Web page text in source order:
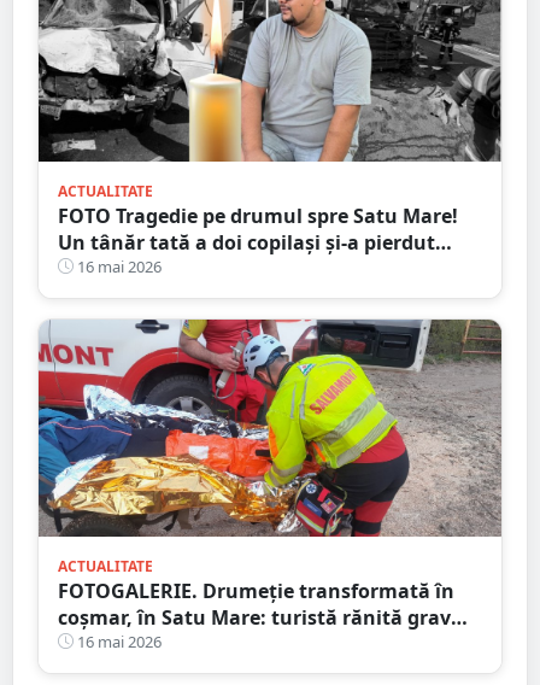
ACTUALITATE
FOTO Tragedie pe drumul spre Satu Mare!
Un tânăr tată a doi copilași și-a pierdut
viața într-un accident cumplit
16 mai 2026
ACTUALITATE
FOTOGALERIE. Drumeție transformată în
coșmar, în Satu Mare: turistă rănită grav
după ce a alergat pe un traseu acoperit cu
frunze
16 mai 2026